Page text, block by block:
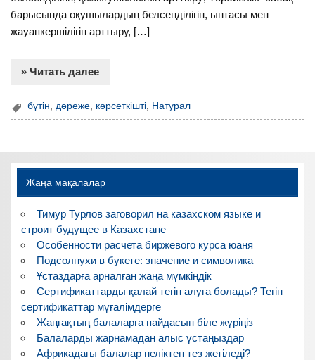
барысында оқушылардың белсенділігін, ынтасы мен
жауапкершілігін арттыру, […]
» Читать далее
бүтін,дәреже, көрсеткішті, Натурал
Жаңа мақалалар
Тимур Турлов заговорил на казахском языке и
строит будущее в Казахстане
Особенности расчета биржевого курса юаня
Подсолнухи в букете: значение и символика
Ұстаздарға арналған жаңа мүмкіндік
Сертификаттарды қалай тегін алуға болады? Тегін
сертификаттар мұғалімдерге
Жаңғақтың балаларға пайдасын біле жүріңіз
Балаларды жарнамадан алыс ұстаңыздар
Африкадағы балалар неліктен тез жетіледі?